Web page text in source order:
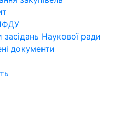
Наукової ради
документи